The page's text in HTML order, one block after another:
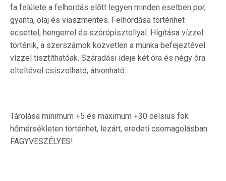
fa felülete a felhordás előtt legyen minden esetben por,
gyanta, olaj és viaszmentes. Felhordása történhet
ecsettel, hengerrel és szórópisztollyal. Hígítása vízzel
történik, a szerszámok közvetlen a munka befejeztével
vízzel tisztíthatóak. Száradási ideje két óra és négy óra
elteltével csiszolható, átvonható.
Tárolása minimum +5 és maximum +30 celsius fok
hőmérsékleten történhet, lezárt, eredeti csomagolásban.
FAGYVESZÉLYES!